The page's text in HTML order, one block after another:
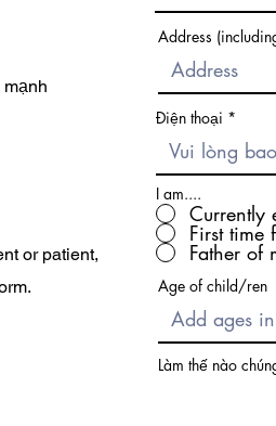
or patient,
Address
Điện thoại
I am....
Currently
First time
Father of
Age of child/ren
Làm thế nào